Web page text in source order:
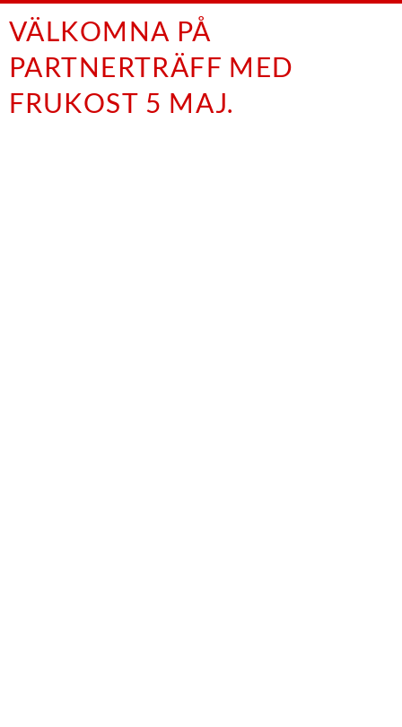
VÄLKOMNA PÅ
PARTNERTRÄFF MED
FRUKOST 5 MAJ.